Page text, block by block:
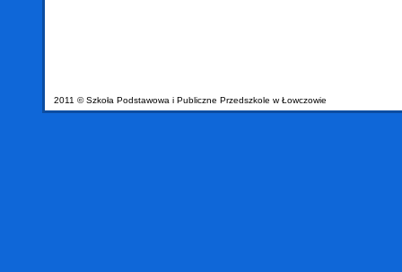
2011 © Szkoła Podstawowa i Publiczne Przedszkole w Łowczowie